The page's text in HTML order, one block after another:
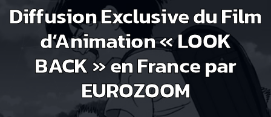
Diffusion Exclusive du Film
d’Animation « LOOK
BACK » en France par
EUROZOOM